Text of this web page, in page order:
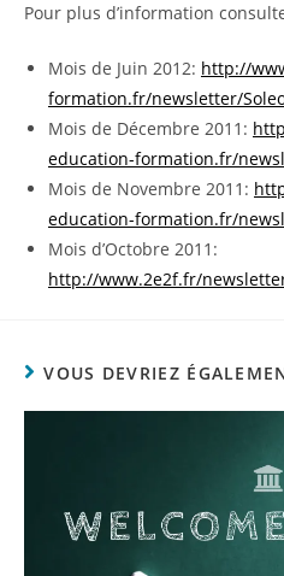
Pour plus d’information
Mois de Juin 2012: http://
formation.fr/newsletter/
Mois de Décembre 2011:
education-formation.fr/
Mois de Novembre 2011:
education-formation.fr/
Mois d’Octobre 2011:
http://www.2e2f.fr/
VOUS DEVRIEZ